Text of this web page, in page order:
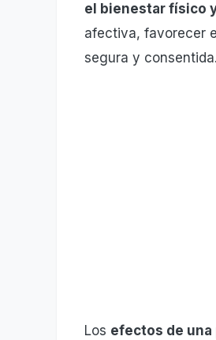
el bienestar físico
afectiva, favorecer
segura y consentida.
Los efectos de una